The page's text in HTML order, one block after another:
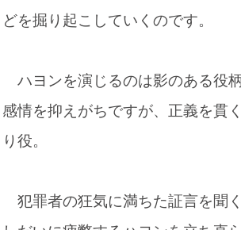
どを掘り起こしていくのです。
ハヨンを演じるのは影のある役
感情を抑えがちですが、正義を貫
り役。
犯罪者の狂気に満ちた証言を聞